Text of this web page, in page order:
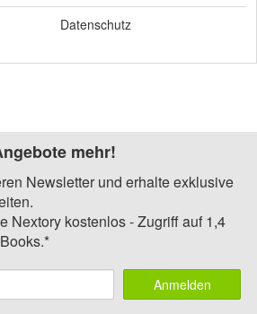
Datenschutz
mehr!
Newsletter und erhalte exklusive
Nextory kostenlos - Zugriff auf 1,4
Anmelden